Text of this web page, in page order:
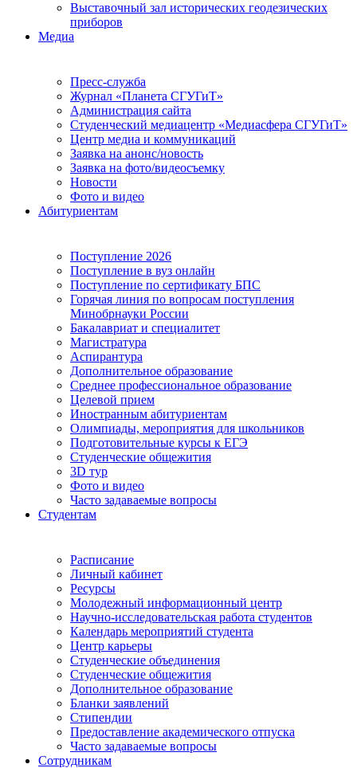
Выставочный зал исторических геодезических
приборов
Медиа
Пресс-служба
Журнал «Планета СГУГиТ»
Администрация сайта
Студенческий медиацентр «Медиасфера СГУГиТ»
Центр медиа и коммуникаций
Заявка на анонс/новость
Заявка на фото/видеосъемку
Новости
Фото и видео
Абитуриентам
Поступление 2026
Поступление в вуз онлайн
Поступление по сертификату БПС
Горячая линия по вопросам поступления
Минобрнауки России
Бакалавриат и специалитет
Магистратура
Аспирантура
Дополнительное образование
Среднее профессиональное образование
Целевой прием
Иностранным абитуриентам
Олимпиады, мероприятия для школьников
Подготовительные курсы к ЕГЭ
Студенческие общежития
3D тур
Фото и видео
Часто задаваемые вопросы
Студентам
Расписание
Личный кабинет
Ресурсы
Молодежный информационный центр
Научно-исследовательская работа студентов
Календарь мероприятий студента
Центр карьеры
Студенческие объединения
Студенческие общежития
Дополнительное образование
Бланки заявлений
Стипендии
Предоставление академического отпуска
Часто задаваемые вопросы
Сотрудникам